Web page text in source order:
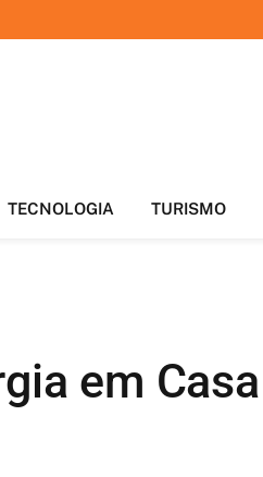
TECNOLOGIA TURISMO
em Casa